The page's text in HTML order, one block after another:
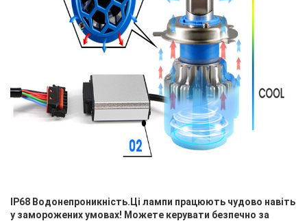
IP68 Водонепроникність.Ці лампи працюють чудово навіть
у заморожених умовах! Можете керувати безпечно за